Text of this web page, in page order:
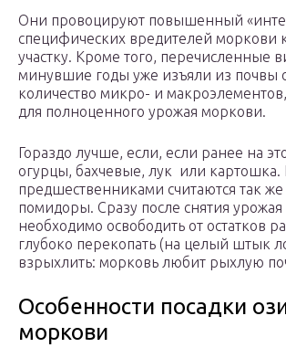
Они провоцируют повышенный
специфических вредителей моркови
участку. Кроме того, перечисленные
минувшие годы уже изъяли из почвы
количество микро- и
для полноценного урожая моркови.
Гораздо лучше, если, если ранее на
огурцы, бахчевые, лук или
предшественниками считаются так же
помидоры. Сразу после снятия урожая
необходимо освободить от остатков
глубоко перекопать (на целый штык
взрыхлить: морковь любит рыхлую
Особенности посадки
моркови